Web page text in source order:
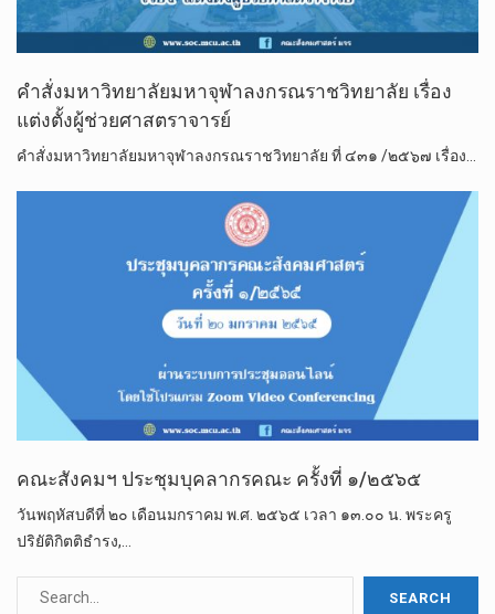
คำสั่งมหาวิทยาลัยมหาจุฬาลงกรณราชวิทยาลัย เรื่อง
แต่งตั้งผู้ช่วยศาสตราจารย์
คำสั่งมหาวิทยาลัยมหาจุฬาลงกรณราชวิทยาลัย ที่ ๔๓๑ /๒๕๖๗ เรื่อง…
คณะสังคมฯ ประชุมบุคลากรคณะ ครั้งที่ ๑/๒๕๖๕
วันพฤหัสบดีที่ ๒๐ เดือนมกราคม พ.ศ. ๒๕๖๕ เวลา ๑๓.๐๐ น. พระครู
ปริยัติกิตติธำรง,…